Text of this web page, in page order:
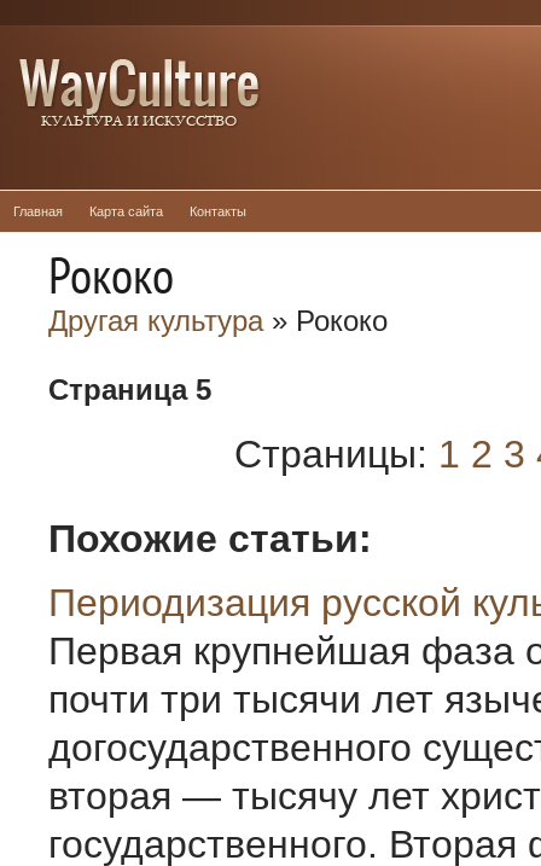
Главная Карта сайта Контакты
Рококо
Другая культура» Рококо
Страница 5
Страницы: 1 2 3
Похожие статьи:
Периодизация русской
Первая крупнейшая фаза
почти три тысячи лет
догосударственного
вторая — тысячу лет
государственного.